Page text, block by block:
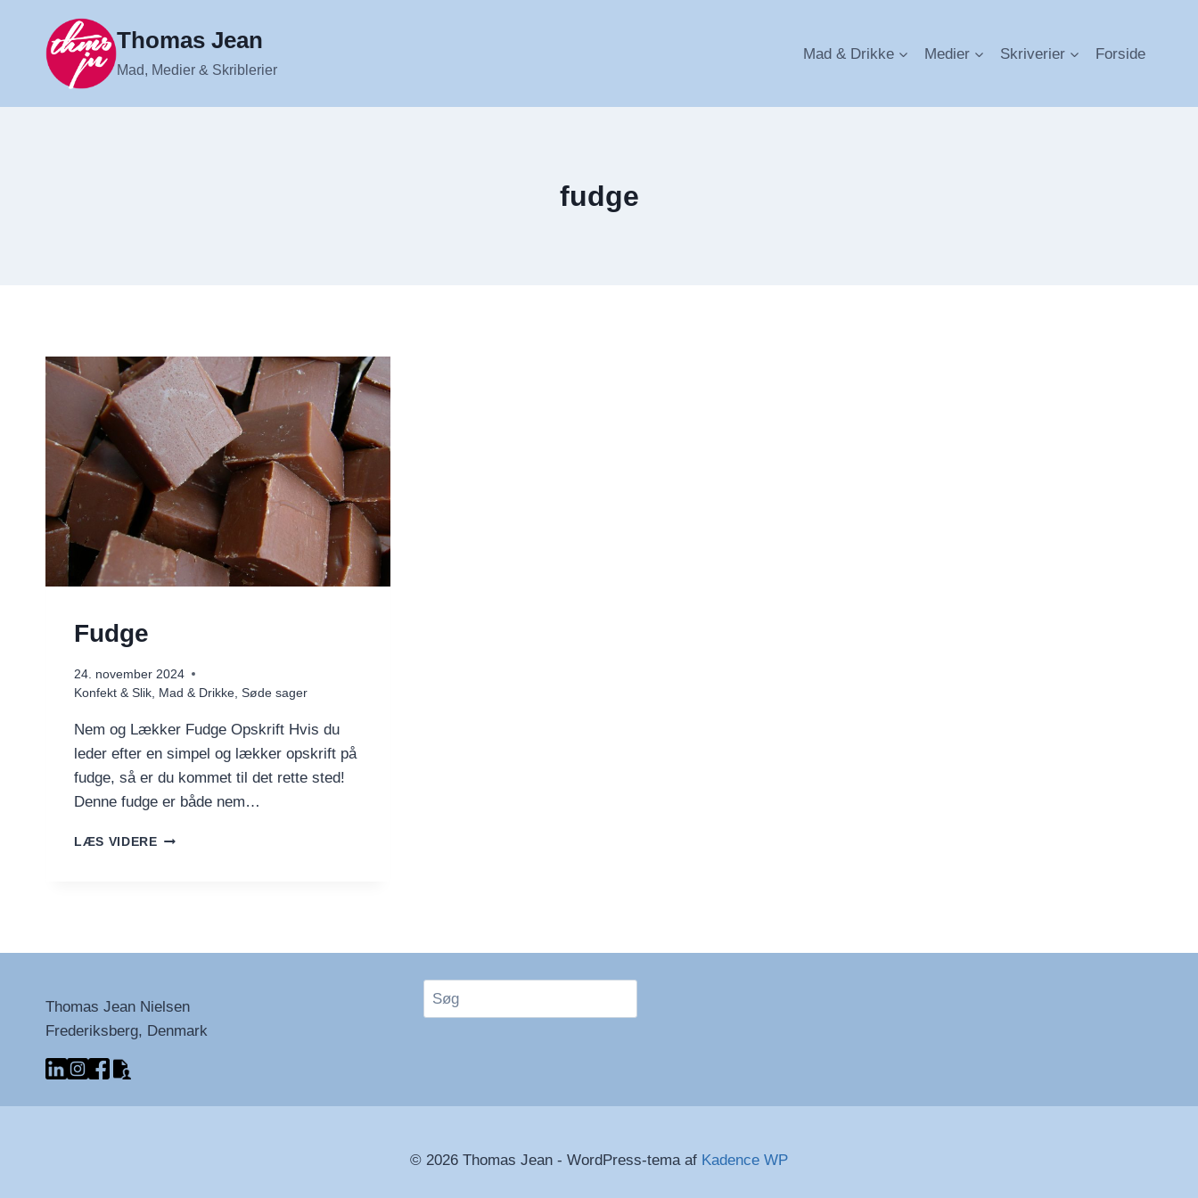
indhold
Thomas Jean
Mad, Medier & Skriblerier
Mad & Drikke Medier Skriverier Forside
fudge
Fudge
24. november 2024
Konfekt & Slik
Mad & Drikke Søde sager
Nem og Lækker Fudge Opskrift Hvis du
leder efter en simpel og lækker opskrift på
fudge, så er du kommet til det rette sted!
Denne fudge er både nem…
LÆS VIDEREFUDGE
Thomas Jean Nielsen
Frederiksberg, Denmark
Søg
© 2026 Thomas Jean - WordPress-tema af Kadence WP